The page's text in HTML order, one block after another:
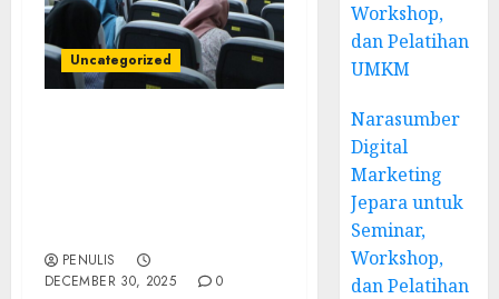
Uncategorized
PENULIS
DECEMBER 30, 2025
0
Workshop,
dan Pelatihan
UMKM
Narasumber
Digital
Marketing
Jepara untuk
Seminar,
Workshop,
dan Pelatihan